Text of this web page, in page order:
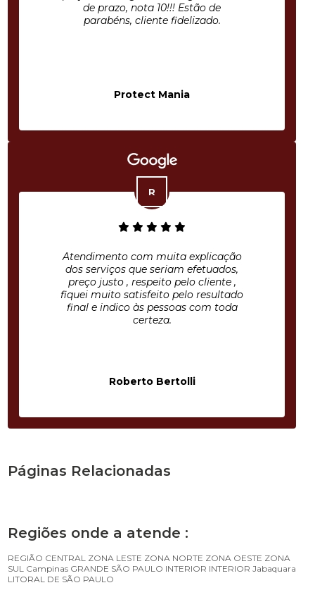
de prazo, nota 10!!! Estão de
parabéns, cliente fidelizado.
Protect Mania
Atendimento com muita explicação
dos serviços que seriam efetuados,
preço justo , respeito pelo cliente ,
fiquei muito satisfeito pelo resultado
final e indico às pessoas com toda
certeza.
Roberto Bertolli
Páginas Relacionadas
Regiões onde a atende :
REGIÃO CENTRAL ZONA LESTE ZONA NORTE ZONA OESTE ZONA
SUL Campinas GRANDE SÃO PAULO INTERIOR INTERIOR Jabaquara
LITORAL DE SÃO PAULO